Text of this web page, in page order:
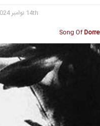
14th نوامبر 2024
Song Of